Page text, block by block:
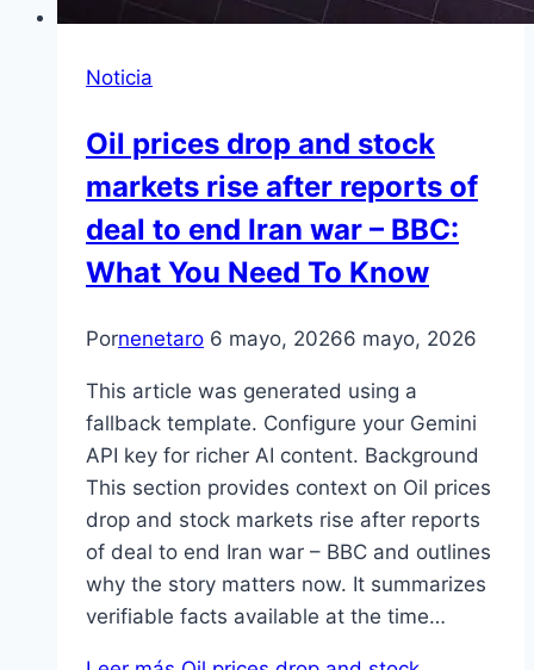
Noticia
Oil prices drop and stock
markets rise after reports of
deal to end Iran war – BBC:
What You Need To Know
Pornenetaro 6 mayo, 20266 mayo, 2026
This article was generated using a
fallback template. Configure your Gemini
API key for richer AI content. Background
This section provides context on Oil prices
drop and stock markets rise after reports
of deal to end Iran war – BBC and outlines
why the story matters now. It summarizes
verifiable facts available at the time…